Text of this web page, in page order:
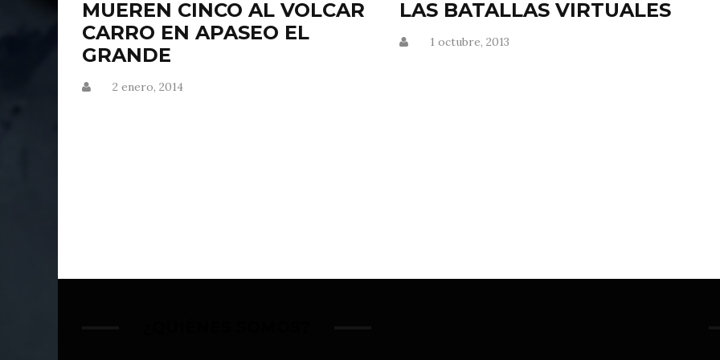
MUEREN CINCO AL VOLCAR
CARRO EN APASEO EL
GRANDE
2 enero, 2014
LAS BATALLAS VIRTUALES
1 octubre, 2013